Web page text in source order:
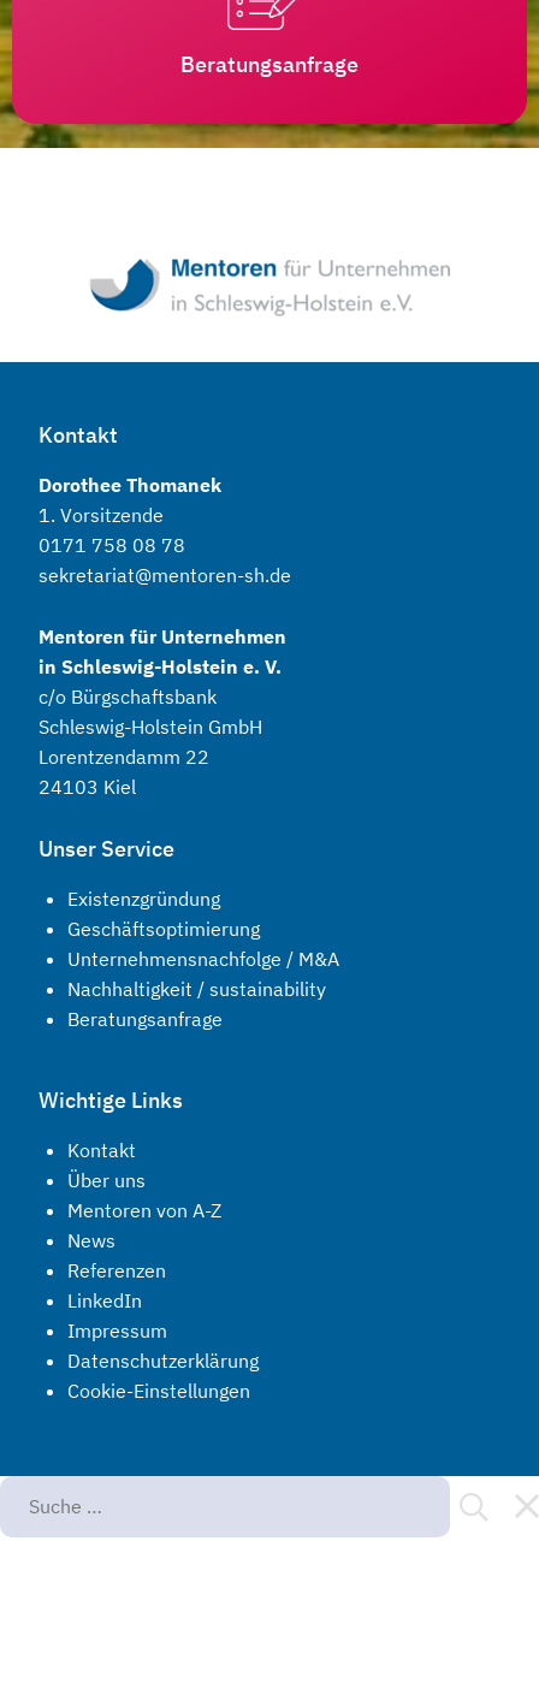
Beratungsanfrage
Kontakt
Dorothee Thomanek
1. Vorsitzende
0171 758 08 78
sekretariat@mentoren-sh.de
Mentoren für Unternehmen
in Schleswig-Holstein e. V.
c/o Bürgschaftsbank
Schleswig-Holstein GmbH
Lorentzendamm 22
24103 Kiel
Unser Service
Existenzgründung
Geschäftsoptimierung
Unternehmensnachfolge / M&A
Nachhaltigkeit / sustainability
Beratungsanfrage
Wichtige Links
Kontakt
Über uns
Mentoren von A-Z
News
Referenzen
LinkedIn
Impressum
Datenschutzerklärung
Cookie-Einstellungen